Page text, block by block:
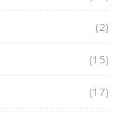
(2)
(15)
(17)